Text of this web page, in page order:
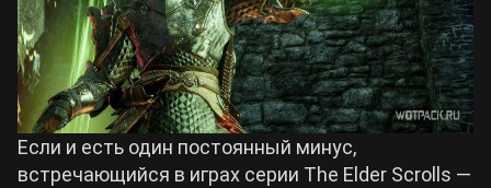
Если и есть один постоянный минус,
встречающийся в играх серии The Elder Scrolls —